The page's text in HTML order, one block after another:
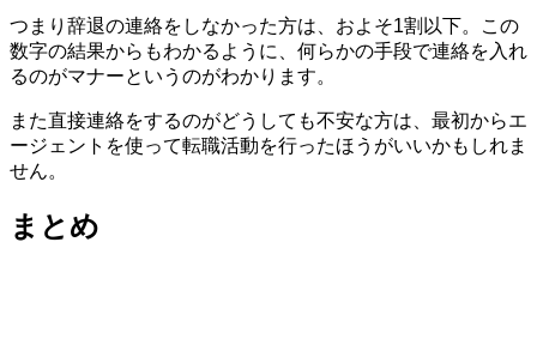
つまり辞退の連絡をしなかった方は、およそ1割以下。この
数字の結果からもわかるように、何らかの手段で連絡を入れ
るのがマナーというのがわかります。
また直接連絡をするのがどうしても不安な方は、最初からエ
ージェントを使って転職活動を行ったほうがいいかもしれま
せん。
まとめ